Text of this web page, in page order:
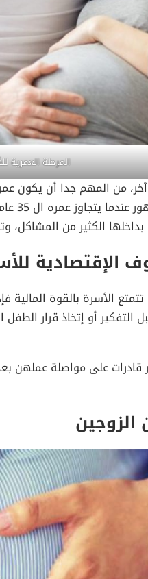
المرحلة العمرية
من المهم جدا أن يكون
الكثير من
الإقتصادية
الأسرة بالقوة
أو إتخاذ قرار الطفل
قادرات على مواصلة